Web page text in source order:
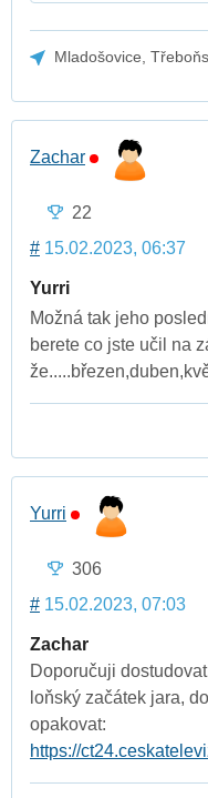
Mladošovice,
Zachar
22
# 15.02.2023, 06:37
Yurri
Možná tak jeho
berete co jste učil na
Yurri
306
# 15.02.2023, 07:03
Zachar
Doporučuji
loňský začátek jara,
opakovat:
https://